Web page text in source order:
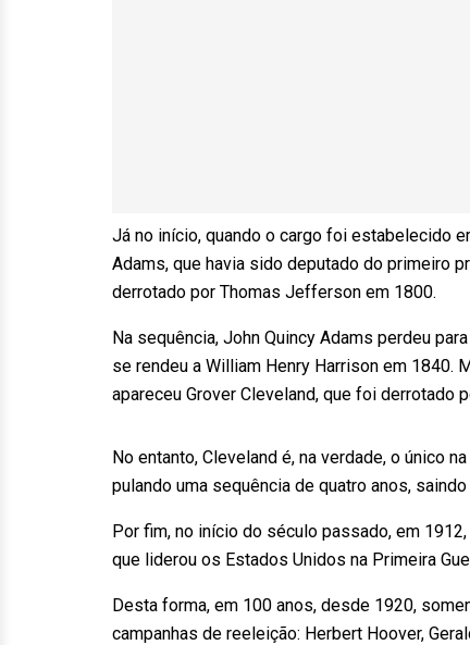
Já no início, quando o cargo foi estabelecido
Adams, que havia sido deputado do primeiro
derrotado por Thomas Jefferson em 1800.
Na sequência, John Quincy Adams perdeu
se rendeu a William Henry Harrison em 1840.
apareceu Grover Cleveland, que foi derrotado
No entanto, Cleveland é, na verdade, o único
pulando uma sequência de quatro anos,
Por fim, no início do século passado, em
que liderou os Estados Unidos na Primeira
Desta forma, em 100 anos, desde 1920,
campanhas de reeleição: Herbert Hoover,